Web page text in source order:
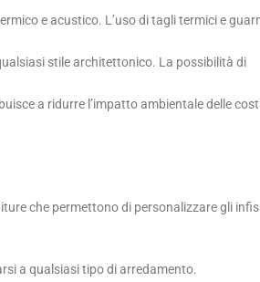
e acustico. L’uso di tagli termici e
stile architettonico. La possibilità di
a ridurre l’impatto ambientale delle
che permettono di personalizzare gli
a qualsiasi tipo di arredamento.